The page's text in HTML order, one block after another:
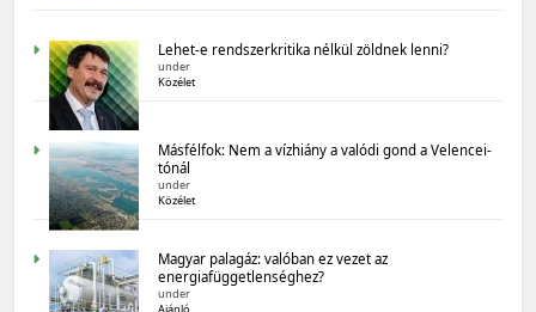
Magyarország számokban: Államadósság
MAGYARORSZÁG SZÁMOKBAN
Lehet-e rendszerkritika nélkül zöldnek lenni?
under
Közélet
Másfélfok: Nem a vízhiány a valódi gond a Velencei-
tónál
under
Közélet
Magyar palagáz: valóban ez vezet az
energiafüggetlenséghez?
under
Ajánló